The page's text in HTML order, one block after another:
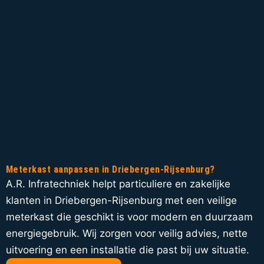
Meterkast aanpassen in Driebergen-Rijsenburg?
A.R. Infratechniek helpt particuliere en zakelijke
klanten in Driebergen-Rijsenburg met een veilige
meterkast die geschikt is voor modern en duurzaam
energiegebruik. Wij zorgen voor veilig advies, nette
uitvoering en een installatie die past bij uw situatie.